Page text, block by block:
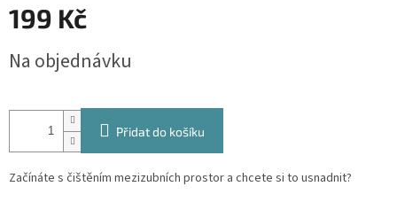
199 Kč
cena:
Na objednávku
Přidat do košíku
Začínáte s čištěním mezizubních prostor a chcete si to usnadnit?